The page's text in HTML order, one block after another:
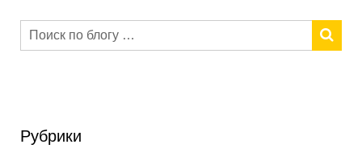
Рубрики